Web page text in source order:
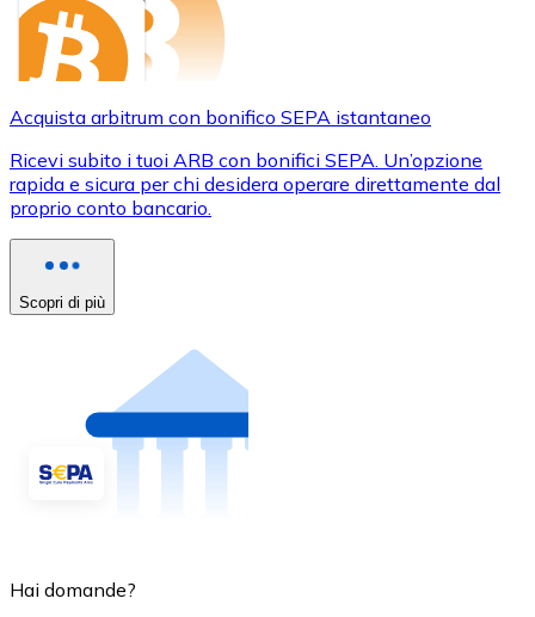
Acquista arbitrum con bonifico SEPA istantaneo
Ricevi subito i tuoi ARB con bonifici SEPA. Un’opzione
rapida e sicura per chi desidera operare direttamente dal
proprio conto bancario.
Scopri di più
Hai domande?